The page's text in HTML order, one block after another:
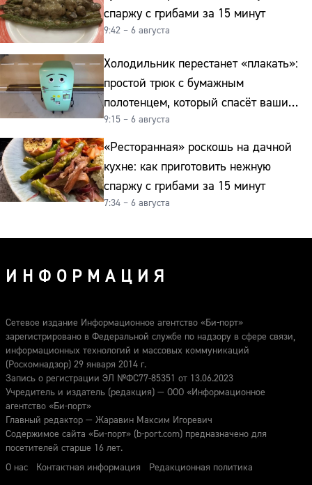
спаржу с грибами за 15 минут
9:42 – 6 августа
Холодильник перестанет «плакать»:
простой трюк с бумажным
полотенцем, который спасёт ваши
овощи от гнили
9:15 – 6 августа
«Ресторанная» роскошь на дачной
кухне: как приготовить нежную
спаржу с грибами за 15 минут
7:34 – 6 августа
ИНФОРМАЦИЯ
Сетевое издание Информационное агентство «Би-порт»
зарегистрировано в Федеральной службе по надзору в сфере связи,
информационных технологий и массовых коммуникаций
(Роскомнадзор) 29 января 2014 г.
Запись о регистрации ЭЛ №ФС77-85351 от 13.06.2023
Учредитель и издатель (редакция) — ООО «Информационное
агентство «Би-порт»
Главный редактор — Жаравин Максим Игоревич
Содержимое сайта «Би-порт» (b-port.com) предназначено для
посетителей старше 16 лет.
О нас
Контактная информация Редакционная политика